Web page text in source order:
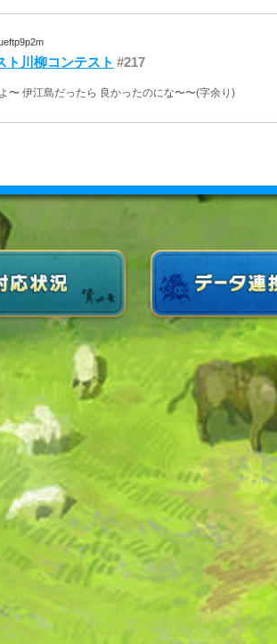
ト川柳コンテスト #217
〜 伊江島だったら 良かったのにな〜〜(字余り)